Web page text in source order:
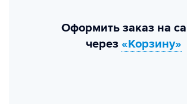
Оформить заказ на
через «Корзину»